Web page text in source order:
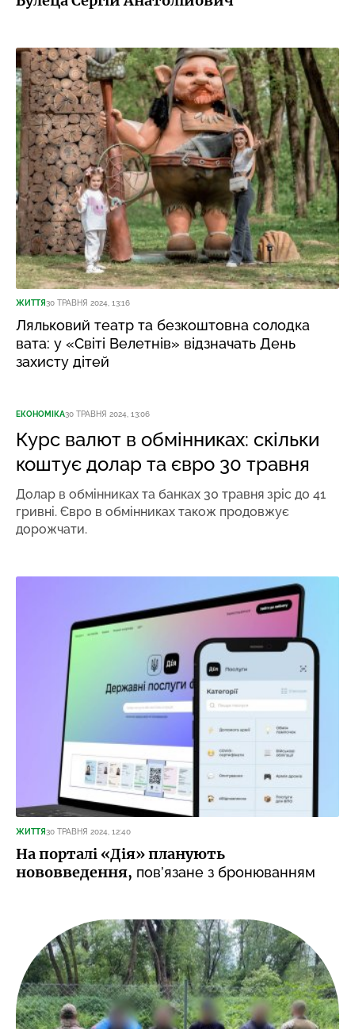
ЖИТТЯ30 ТРАВНЯ 2024, 13:16
Ляльковий театр та безкоштовна солодка
вата: у «Світі Велетнів» відзначать День
захисту дітей
ЕКОНОМІКА30 ТРАВНЯ 2024, 13:06
Курс валют в обмінниках: скільки
коштує долар та євро 30 травня
Долар в обмінниках та банках 30 травня зріс до 41
гривні. Євро в обмінниках також продовжує
дорожчати.
ЖИТТЯ30 ТРАВНЯ 2024, 12:40
На порталі «Дія» планують
нововведення, пов’язане з бронюванням